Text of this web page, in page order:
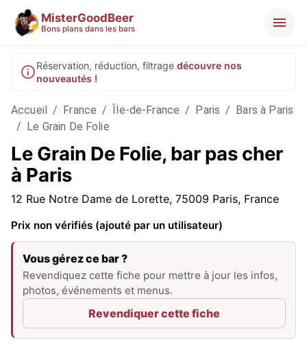
MisterGoodBeer
Bons plans dans les bars
Réservation, réduction, filtrage découvre nos
nouveautés !
Accueil / France / Île-de-France / Paris / Bars à Paris
/ Le Grain De Folie
Le Grain De Folie, bar pas cher
à Paris
12 Rue Notre Dame de Lorette, 75009 Paris, France
Prix non vérifiés (ajouté par un utilisateur)
Vous gérez ce bar ?
Revendiquez cette fiche pour mettre à jour les infos,
photos, événements et menus.
Revendiquer cette fiche